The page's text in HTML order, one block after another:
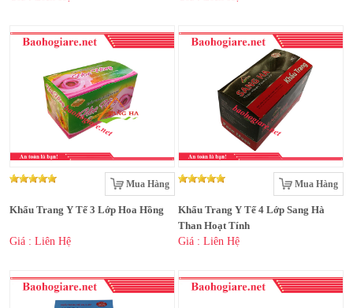
Mua Hàng
Khẩu Trang Y Tế 3 Lớp Hoa Hồng
Giá : Liên Hệ
Mua Hàng
Khẩu Trang Y Tế 4 Lớp Sang Hà
Than Hoạt Tính
Giá : Liên Hệ